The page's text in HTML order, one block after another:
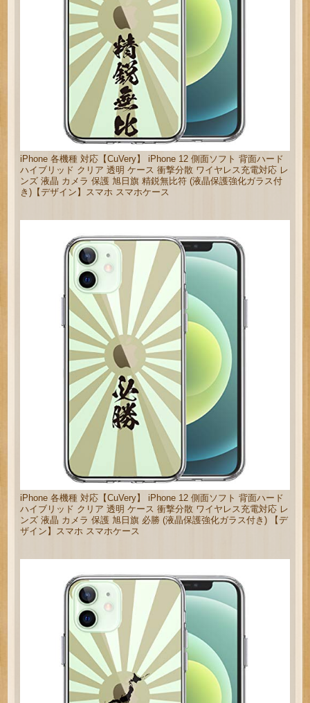
iPhone 各機種 対応【CuVery】 iPhone 12 側面ソフト 背面ハード
ハイブリッド クリア 透明 ケース 衝撃分散 ワイヤレス充電対応 レ
ンズ 液晶 カメラ 保護 旭日旗 精鋭無比符 (液晶保護強化ガラス付
き)【デザイン】スマホ スマホケース
iPhone 各機種 対応【CuVery】 iPhone 12 側面ソフト 背面ハード
ハイブリッド クリア 透明 ケース 衝撃分散 ワイヤレス充電対応 レ
ンズ 液晶 カメラ 保護 旭日旗 必勝 (液晶保護強化ガラス付き) 【デ
ザイン】スマホ スマホケース